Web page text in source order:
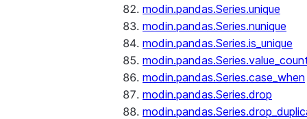
modin.pandas.Series.unique
modin.pandas.Series.nunique
modin.pandas.Series.is_unique
modin.pandas.Series.case_when
modin.pandas.Series.drop